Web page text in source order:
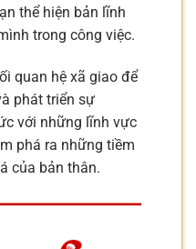
thể hiện bản lĩnh
trong công việc.
quan hệ xã giao để
phát triển sự
với những lĩnh vực
phá ra những tiềm
của bản thân.